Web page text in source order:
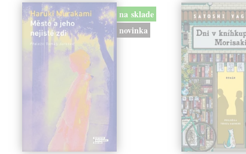
na sklade
novinka